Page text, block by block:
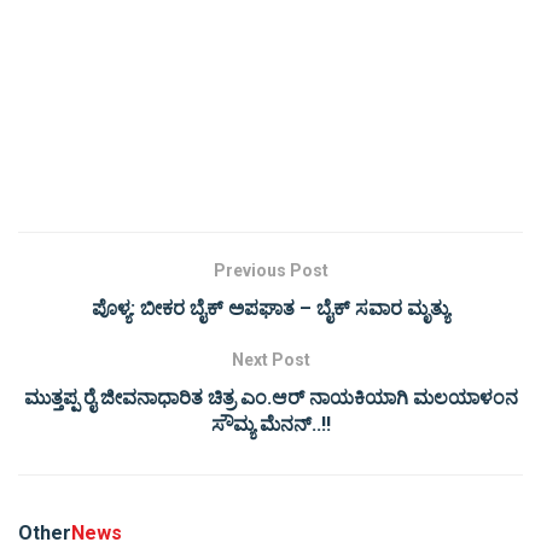
Previous Post
ಪೊಳ್ಯ: ಬೀಕರ ಬೈಕ್ ಅಪಘಾತ – ಬೈಕ್ ಸವಾರ ಮೃತ್ಯು
Next Post
ಮುತ್ತಪ್ಪ ರೈ ಜೀವನಾಧಾರಿತ ಚಿತ್ರ ಎಂ.ಆರ್ ನಾಯಕಿಯಾಗಿ ಮಲಯಾಳಂನ
ಸೌಮ್ಯ ಮೆನನ್..!!
OtherNews